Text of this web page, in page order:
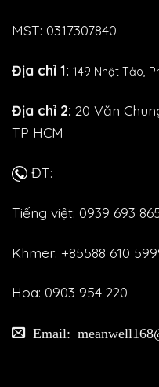
MST: 0317307840
Địa chỉ 1: 149 Nhật Tảo,
Địa chỉ 2: 20 Văn
TP HCM
ĐT:
Tiếng việt: 0939 693
Khmer: +85588 610
Hoa: 0903 954 220
Email: